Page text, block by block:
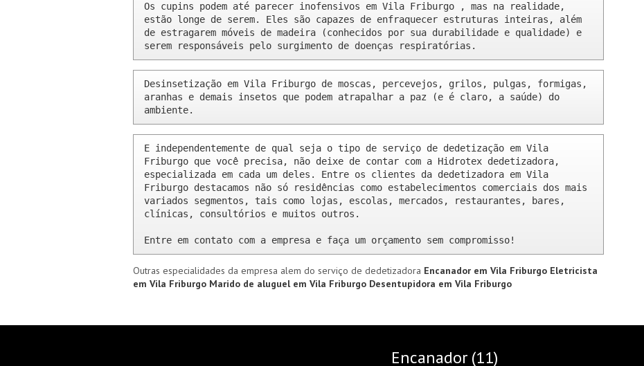
Os cupins podem até parecer inofensivos em Vila Friburgo , mas na realidade,
estão longe de serem. Eles são capazes de enfraquecer estruturas inteiras, além
de estragarem móveis de madeira (conhecidos por sua durabilidade e qualidade) e
serem responsáveis pelo surgimento de doenças respiratórias.
Desinsetização em Vila Friburgo de moscas, percevejos, grilos, pulgas, formigas,
aranhas e demais insetos que podem atrapalhar a paz (e é claro, a saúde) do
ambiente.
E independentemente de qual seja o tipo de serviço de dedetização em Vila
Friburgo que você precisa, não deixe de contar com a Hidrotex dedetizadora,
especializada em cada um deles. Entre os clientes da dedetizadora em Vila
Friburgo destacamos não só residências como estabelecimentos comerciais dos mais
variados segmentos, tais como lojas, escolas, mercados, restaurantes, bares,
clínicas, consultórios e muitos outros.
Entre em contato com a empresa e faça um orçamento sem compromisso!
Outras especialidades da empresa alem do serviço de dedetizadora Encanador em Vila Friburgo Eletricista
em Vila Friburgo Marido de aluguel em Vila Friburgo Desentupidora em Vila Friburgo
Encanador (11)